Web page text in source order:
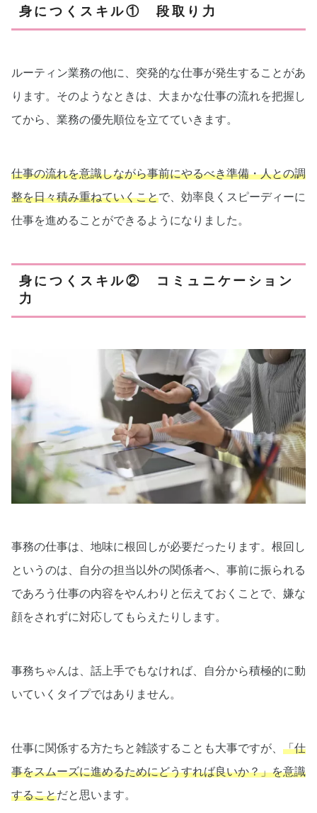
身につくスキル① 段取り力
ルーティン業務の他に、突発的な仕事が発生することがあ
ります。そのようなときは、大まかな仕事の流れを把握し
てから、業務の優先順位を立てていきます。
仕事の流れを意識しながら事前にやるべき準備・人との調
整を日々積み重ねていくことで、効率良くスピーディーに
仕事を進めることができるようになりました。
身につくスキル② コミュニケーション
力
事務の仕事は、地味に根回しが必要だったります。根回し
というのは、自分の担当以外の関係者へ、事前に振られる
であろう仕事の内容をやんわりと伝えておくことで、嫌な
顔をされずに対応してもらえたりします。
事務ちゃんは、話上手でもなければ、自分から積極的に動
いていくタイプではありません。
仕事に関係する方たちと雑談することも大事ですが、 「仕
事をスムーズに進めるためにどうすれば良いか？」を意識
することだと思います。